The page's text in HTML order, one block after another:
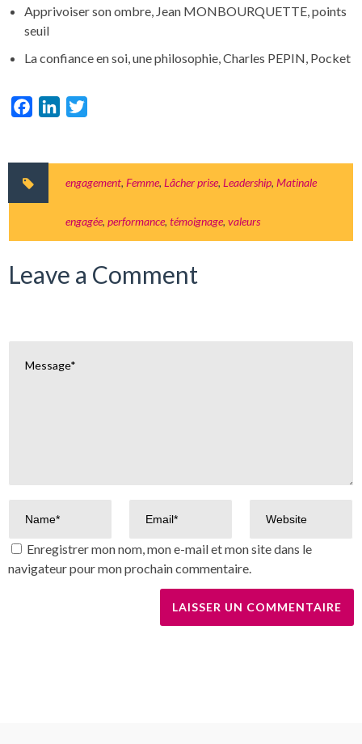
Apprivoiser son ombre, Jean MONBOURQUETTE, points
seuil
La confiance en soi, une philosophie, Charles PEPIN, Pocket
FacebookLinkedIn
engagement, Femme, Lâcher prise, Leadership, Matinale
engagée, performance, témoignage, valeurs
Leave a Comment
Enregistrer mon nom, mon e-mail et mon site dans le
navigateur pour mon prochain commentaire.